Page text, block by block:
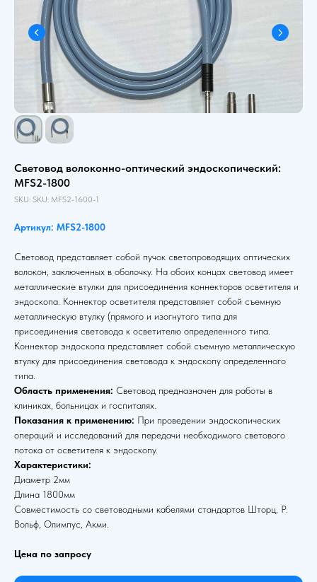
Световод волоконно-оптический эндоскопический:
MFS2-1800
SKU: SKU: MFS2-1600-1
Артикул: MFS2-1800
Световод представляет собой пучок светопроводящих оптических
волокон, заключенных в оболочку. На обоих концах световод имеет
металлические втулки для присоединения коннекторов осветителя и
эндоскопа. Коннектор осветителя представляет собой съемную
металлическую втулку (прямого и изогнутого типа для
присоединения световода к осветителю определенного типа.
Коннектор эндоскопа представляет собой съемную металлическую
втулку для присоединения световода к эндоскопу определенного
типа.
Область применения: Световод предназначен для работы в
клиниках, больницах и госпиталях.
Показания к применению: При проведении эндоскопических
операций и исследований для передачи необходимого светового
потока от осветителя к эндоскопу.
Характеристики:
Диаметр 2мм
Длина 1800мм
Совместимость со световодными кабелями стандартов Шторц, Р.
Вольф, Олимпус, Акми.
Цена по запросу